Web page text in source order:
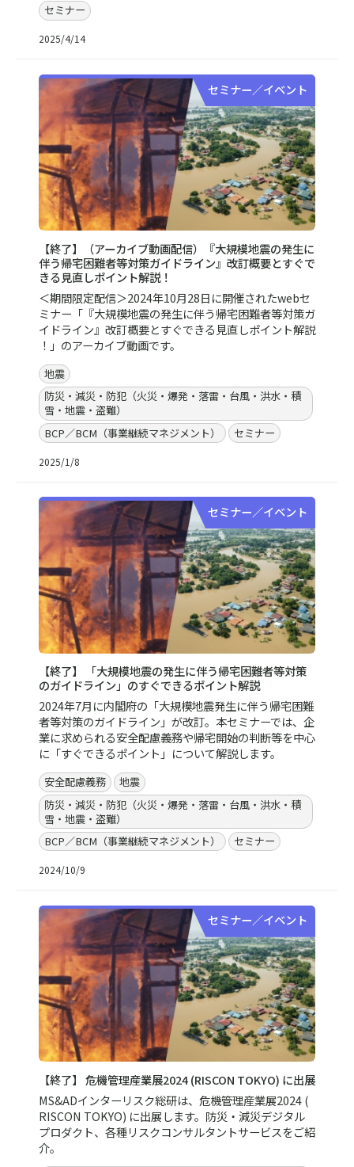
セミナー
2025/4/14
セミナー／イベント
【終了】（アーカイブ動画配信）『大規模地震の発生に
伴う帰宅困難者等対策ガイドライン』改訂概要とすぐで
きる見直しポイント解説！
＜期間限定配信＞2024年10月28日に開催されたwebセ
ミナー「『大規模地震の発生に伴う帰宅困難者等対策ガ
イドライン』改訂概要とすぐできる見直しポイント解説
！」のアーカイブ動画です。
地震
防災・減災・防犯（火災・爆発・落雷・台風・洪水・積
雪・地震・盗難）
BCP／BCM（事業継続マネジメント）
セミナー
2025/1/8
セミナー／イベント
【終了】 「大規模地震の発生に伴う帰宅困難者等対策
のガイドライン」のすぐできるポイント解説
2024年7月に内閣府の「大規模地震発生に伴う帰宅困難
者等対策のガイドライン」が改訂。本セミナーでは、企
業に求められる安全配慮義務や帰宅開始の判断等を中心
に「すぐできるポイント」について解説します。
安全配慮義務
地震
防災・減災・防犯（火災・爆発・落雷・台風・洪水・積
雪・地震・盗難）
BCP／BCM（事業継続マネジメント）
セミナー
2024/10/9
セミナー／イベント
【終了】 危機管理産業展2024 (RISCON TOKYO) に出展
MS&ADインターリスク総研は、危機管理産業展2024 (
RISCON TOKYO) に出展します。防災・減災デジタル
プロダクト、各種リスクコンサルタントサービスをご紹
介。